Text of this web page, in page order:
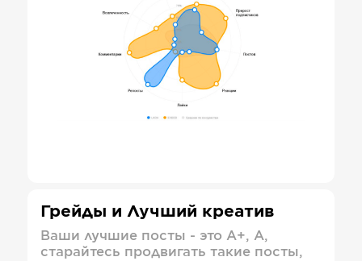
Грейды и Лучший креатив
Ваши лучшие посты - это А+, А,
старайтесь продвигать такие посты,